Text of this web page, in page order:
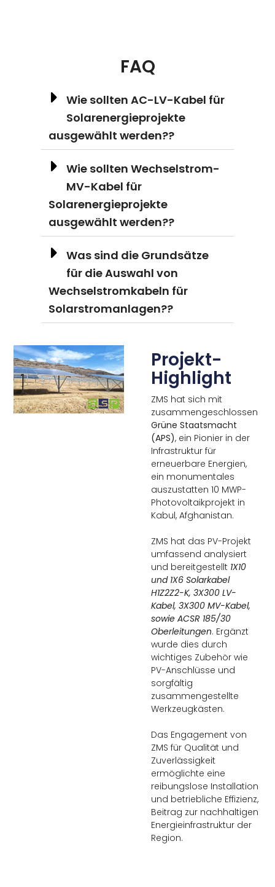
FAQ
Wie sollten AC-LV-Kabel für
Solarenergieprojekte
ausgewählt werden??
Wie sollten Wechselstrom-
MV-Kabel für
Solarenergieprojekte
ausgewählt werden??
Was sind die Grundsätze
für die Auswahl von
Wechselstromkabeln für
Solarstromanlagen??
Projekt-
Highlight
ZMS hat sich mit
zusammengeschlossen
Grüne Staatsmacht
(APS), ein Pionier in der
Infrastruktur für
erneuerbare Energien,
ein monumentales
auszustatten 10 MWP-
Photovoltaikprojekt in
Kabul, Afghanistan.
ZMS hat das PV-Projekt
umfassend analysiert
und bereitgestellt 1X10
und 1X6 Solarkabel
H1Z2Z2-K, 3X300 LV-
Kabel, 3X300 MV-Kabel,
sowie ACSR 185/30
Oberleitungen. Ergänzt
wurde dies durch
wichtiges Zubehör wie
PV-Anschlüsse und
sorgfältig
zusammengestellte
Werkzeugkästen.
Das Engagement von
ZMS für Qualität und
Zuverlässigkeit
ermöglichte eine
reibungslose Installation
und betriebliche Effizienz,
Beitrag zur nachhaltigen
Energieinfrastruktur der
Region.